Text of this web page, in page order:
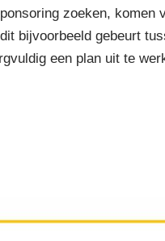
zoeken,
bijvoorbeeld gebeurt
een plan uit te